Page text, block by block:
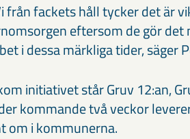
från fackets håll tycker det är
eftersom de gör
i dessa märkliga tider, säger
initiativet står Gruv 12:an,
kommande två veckor
om i kommunerna.